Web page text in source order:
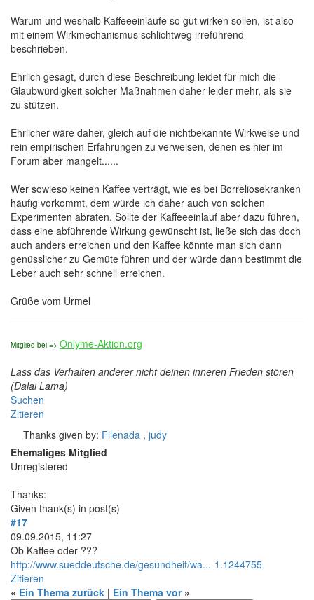
Warum und weshalb Kaffeeeinläufe so gut wirken sollen, ist also
mit einem Wirkmechanismus schlichtweg irreführend
beschrieben.
Ehrlich gesagt, durch diese Beschreibung leidet für mich die
Glaubwürdigkeit solcher Maßnahmen daher leider mehr, als sie
zu stützen.
Ehrlicher wäre daher, gleich auf die nichtbekannte Wirkweise und
rein empirischen Erfahrungen zu verweisen, denen es hier im
Forum aber mangelt......
Wer sowieso keinen Kaffee verträgt, wie es bei Borreliosekranken
häufig vorkommt, dem würde ich daher auch von solchen
Experimenten abraten. Sollte der Kaffeeeinlauf aber dazu führen,
dass eine abführende Wirkung gewünscht ist, ließe sich das doch
auch anders erreichen und den Kaffee könnte man sich dann
genüsslicher zu Gemüte führen und der würde dann bestimmt die
Leber auch sehr schnell erreichen.
Grüße vom Urmel
Mitglied bei => Onlyme-Aktion.org
Lass das Verhalten anderer nicht deinen inneren Frieden stören
(Dalai Lama)
Suchen
Zitieren
Thanks given by: Filenada , judy
Ehemaliges Mitglied
Unregistered
Thanks:
Given thank(s) in post(s)
#17
09.09.2015, 11:27
Ob Kaffee oder ???
http://www.sueddeutsche.de/gesundheit/wa...-1.1244755
Zitieren
« Ein Thema zurück | Ein Thema vor»